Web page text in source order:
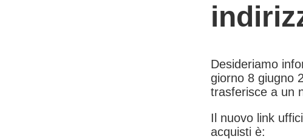
Desideriamo
giorno 8 giugno
trasferisce a un
Il nuovo link
acquisti è: